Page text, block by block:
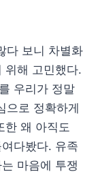
다 보니 차별화
위해 고민했다.
우리가 정말
으로 정확하게
한 왜 아직도
다봤다. 유족
마음에 투쟁